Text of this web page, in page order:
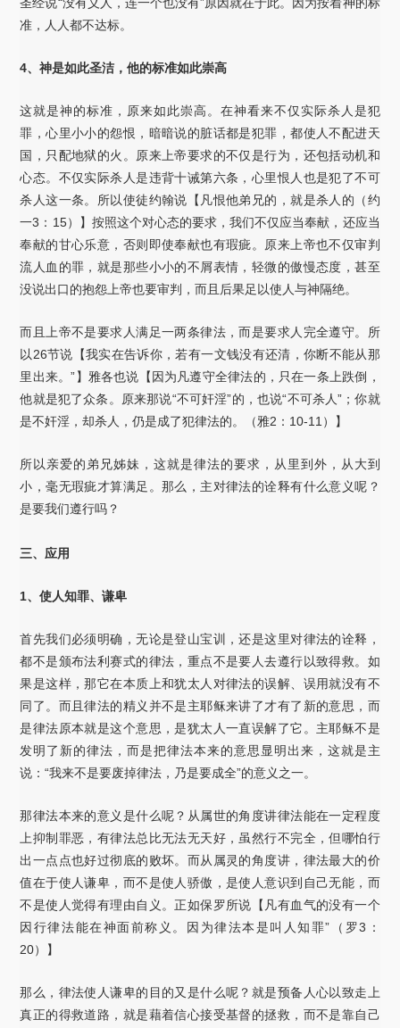
准，人人都不达标。
4、神是如此圣洁，他的标准如此崇高
这就是神的标准，原来如此崇高。在神看来不仅实际杀人是犯
罪，心里小小的怨恨，暗暗说的脏话都是犯罪，都使人不配进天
国，只配地狱的火。原来上帝要求的不仅是行为，还包括动机和
心态。不仅实际杀人是违背十诫第六条，心里恨人也是犯了不可
杀人这一条。所以使徒约翰说【凡恨他弟兄的，就是杀人的（约
一3：15）】按照这个对心态的要求，我们不仅应当奉献，还应当
奉献的甘心乐意，否则即使奉献也有瑕疵。原来上帝也不仅审判
流人血的罪，就是那些小小的不屑表情，轻微的傲慢态度，甚至
没说出口的抱怨上帝也要审判，而且后果足以使人与神隔绝。
而且上帝不是要求人满足一两条律法，而是要求人完全遵守。所
以26节说【我实在告诉你，若有一文钱没有还清，你断不能从那
里出来。”】雅各也说【因为凡遵守全律法的，只在一条上跌倒，
他就是犯了众条。原来那说“不可奸淫”的，也说“不可杀人”；你就
是不奸淫，却杀人，仍是成了犯律法的。（雅2：10-11）】
所以亲爱的弟兄姊妹，这就是律法的要求，从里到外，从大到
小，毫无瑕疵才算满足。那么，主对律法的诠释有什么意义呢？
是要我们遵行吗？
三、应用
1、使人知罪、谦卑
首先我们必须明确，无论是登山宝训，还是这里对律法的诠释，
都不是颁布法利赛式的律法，重点不是要人去遵行以致得救。如
果是这样，那它在本质上和犹太人对律法的误解、误用就没有不
同了。而且律法的精义并不是主耶稣来讲了才有了新的意思，而
是律法原本就是这个意思，是犹太人一直误解了它。主耶稣不是
发明了新的律法，而是把律法本来的意思显明出来，这就是主
说：“我来不是要废掉律法，乃是要成全”的意义之一。
那律法本来的意义是什么呢？从属世的角度讲律法能在一定程度
上抑制罪恶，有律法总比无法无天好，虽然行不完全，但哪怕行
出一点点也好过彻底的败坏。而从属灵的角度讲，律法最大的价
值在于使人谦卑，而不是使人骄傲，是使人意识到自己无能，而
不是使人觉得有理由自义。正如保罗所说【凡有血气的没有一个
因行律法能在神面前称义。因为律法本是叫人知罪”（罗3：
20）】
那么，律法使人谦卑的目的又是什么呢？就是预备人心以致走上
真正的得救道路，就是藉着信心接受基督的拯救，而不是靠自己